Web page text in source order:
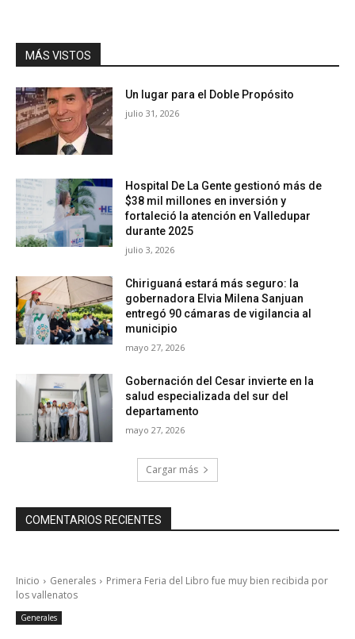
MÁS VISTOS
Un lugar para el Doble Propósito
julio 31, 2026
Hospital De La Gente gestionó más de
$38 mil millones en inversión y
fortaleció la atención en Valledupar
durante 2025
julio 3, 2026
Chiriguaná estará más seguro: la
gobernadora Elvia Milena Sanjuan
entregó 90 cámaras de vigilancia al
municipio
mayo 27, 2026
Gobernación del Cesar invierte en la
salud especializada del sur del
departamento
mayo 27, 2026
Cargar más
COMENTARIOS RECIENTES